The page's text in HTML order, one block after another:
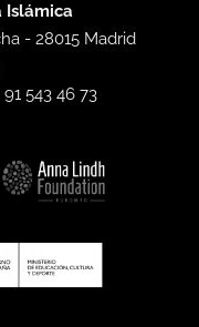
Islámica
-28015 Madrid
91 543 46 73